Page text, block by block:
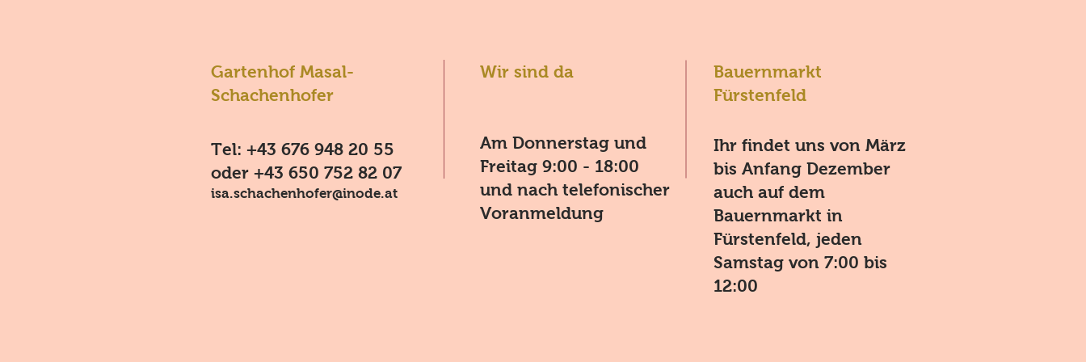
Gartenhof Masal-
Schachenhofer
Tel: +43 676 948 20 55
oder +43 650 752 82 07
isa.schachenhofer@inode.at
Ihr findet uns von März
bis Anfang Dezember
auch auf dem
Bauernmarkt in
Fürstenfeld, jeden
Samstag von 7:00 bis
12:00
Bauernmarkt
Fürstenfeld
Wir sind da
Am Donnerstag und
Freitag 9:00 - 18:00
und nach telefonischer
Voranmeldung